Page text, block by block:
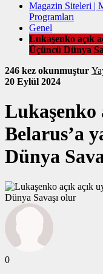
Magazin Siteleri |
Programları
Genel
Lukaşenko açık
Üçüncü Dünya
246 kez okunmuştur
20 Eylül 2024
Lukaşenko
Belarus’a
Dünya
0